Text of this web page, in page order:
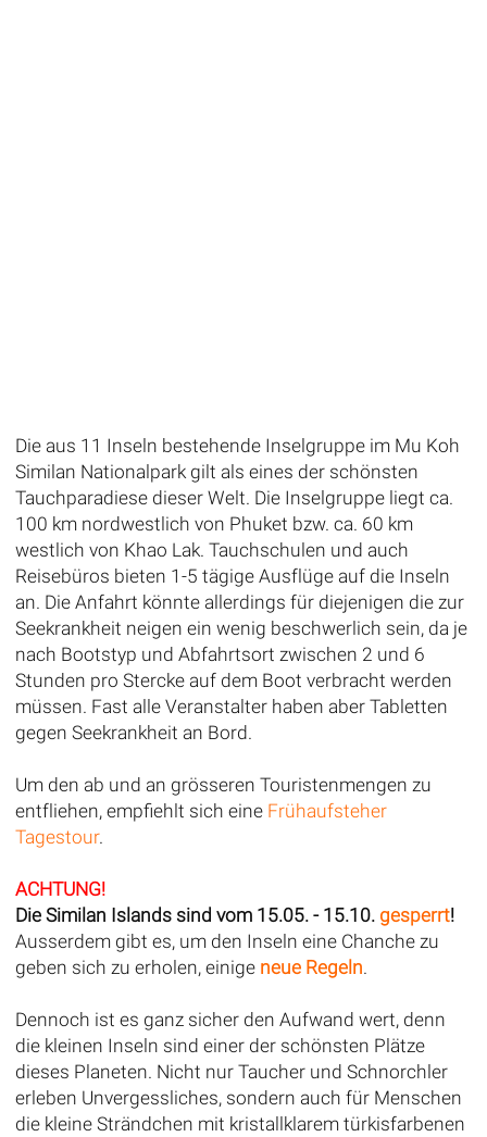
Die aus 11 Inseln bestehende Inselgruppe im Mu Koh
Similan Nationalpark gilt als eines der schönsten
Tauchparadiese dieser Welt. Die Inselgruppe liegt ca.
100 km nordwestlich von Phuket bzw. ca. 60 km
westlich von Khao Lak. Tauchschulen und auch
Reisebüros bieten 1-5 tägige Ausflüge auf die Inseln
an. Die Anfahrt könnte allerdings für diejenigen die zur
Seekrankheit neigen ein wenig beschwerlich sein, da je
nach Bootstyp und Abfahrtsort zwischen 2 und 6
Stunden pro Stercke auf dem Boot verbracht werden
müssen. Fast alle Veranstalter haben aber Tabletten
gegen Seekrankheit an Bord.
Um den ab und an grösseren Touristenmengen zu
entfliehen, empfiehlt sich eine Frühaufsteher
Tagestour.
ACHTUNG!
Die Similan Islands sind vom 15.05. - 15.10. gesperrt!
Ausserdem gibt es, um den Inseln eine Chanche zu
geben sich zu erholen, einige neue Regeln.
Dennoch ist es ganz sicher den Aufwand wert, denn
die kleinen Inseln sind einer der schönsten Plätze
dieses Planeten. Nicht nur Taucher und Schnorchler
erleben Unvergessliches, sondern auch für Menschen
die kleine Strändchen mit kristallklarem türkisfarbenen